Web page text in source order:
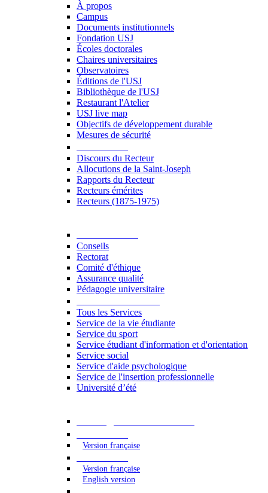
À propos
Campus
Documents institutionnels
Fondation USJ
Écoles doctorales
Chaires universitaires
Observatoires
Éditions de l'USJ
Bibliothèque de l'USJ
Restaurant l'Atelier
USJ live map
Objectifs de développement durable
Mesures de sécurité
Discours du Recteur
Allocutions de la Saint-Joseph
Rapports du Recteur
Recteurs émérites
Recteurs (1875-1975)
Conseils
Rectorat
Comité d'éthique
Assurance qualité
Pédagogie universitaire
Tous les Services
Service de la vie étudiante
Service du sport
Service étudiant d'information et d'orientation
Service social
Service d'aide psychologique
Service de l'insertion professionnelle
Université d’été
Version française
Version française
English version